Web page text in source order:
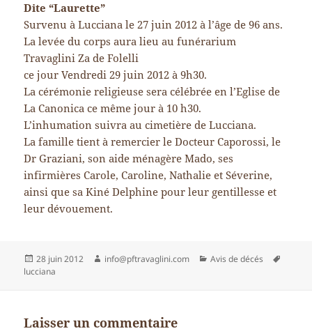
Dite “Laurette”
Survenu à Lucciana le 27 juin 2012 à l’âge de 96 ans.
La levée du corps aura lieu au funérarium
Travaglini Za de Folelli
ce jour Vendredi 29 juin 2012 à 9h30.
La cérémonie religieuse sera célébrée en l’Eglise de
La Canonica ce même jour à 10 h30.
L’inhumation suivra au cimetière de Lucciana.
La famille tient à remercier le Docteur Caporossi, le
Dr Graziani, son aide ménagère Mado, ses
infirmières Carole, Caroline, Nathalie et Séverine,
ainsi que sa Kiné Delphine pour leur gentillesse et
leur dévouement.
Publié
le
28 juin 2012 Auteur
info@pftravaglini.com Catégories
Avis de décés
lucciana
Laisser un commentaire